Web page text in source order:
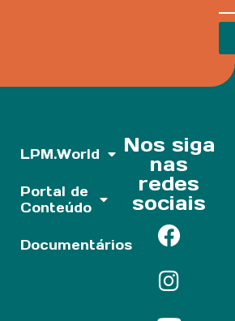
LPM.World
Portal de
Conteúdo
Documentários
Nos siga
nas
redes
sociais